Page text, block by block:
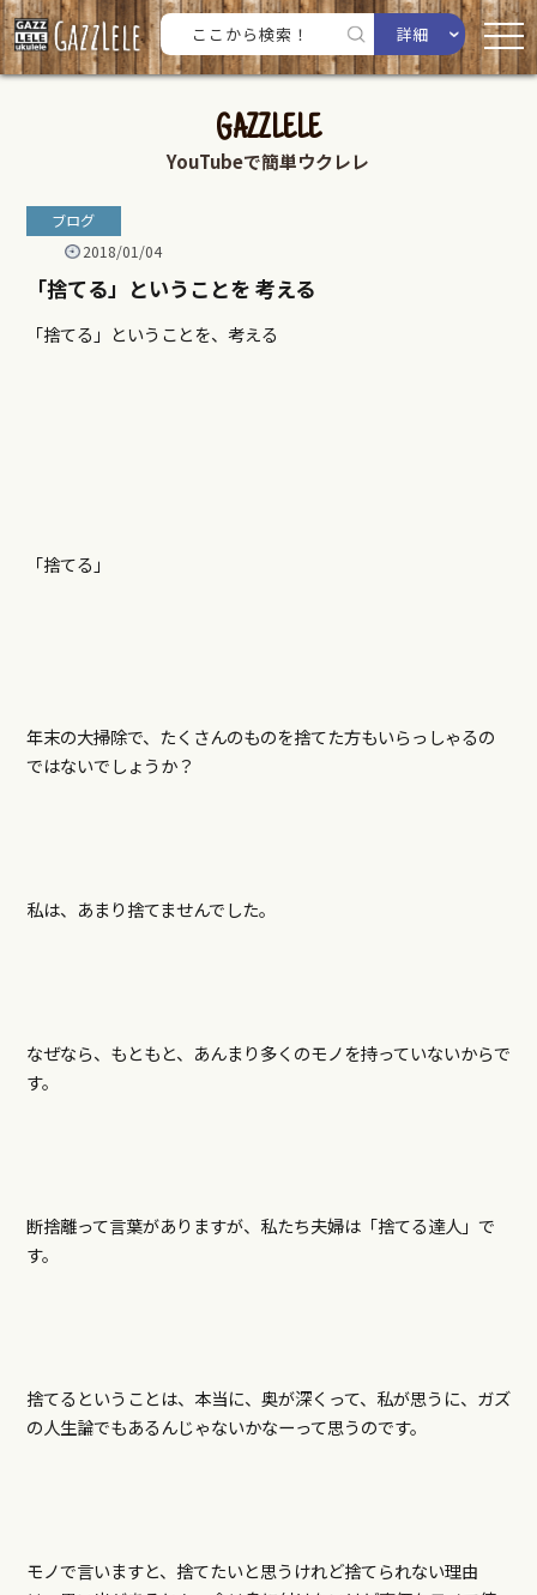
詳細
GAZZLELE
YouTubeで簡単ウクレレ
ブログ
2018/01/04
「捨てる」ということを 考える
「捨てる」ということを、考える
「捨てる」
年末の大掃除で、たくさんのものを捨てた方もいらっしゃるの
ではないでしょうか？
私は、あまり捨てませんでした。
なぜなら、もともと、あんまり多くのモノを持っていないからで
す。
断捨離って言葉がありますが、私たち夫婦は「捨てる達人」で
す。
捨てるということは、本当に、奥が深くって、私が思うに、ガズ
の人生論でもあるんじゃないかなーって思うのです。
モノで言いますと、捨てたいと思うけれど捨てられない理由